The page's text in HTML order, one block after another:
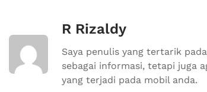
R Rizaldy
Saya penulis yang tertarik
sebagai informasi, tetapi juga
yang terjadi pada mobil anda.